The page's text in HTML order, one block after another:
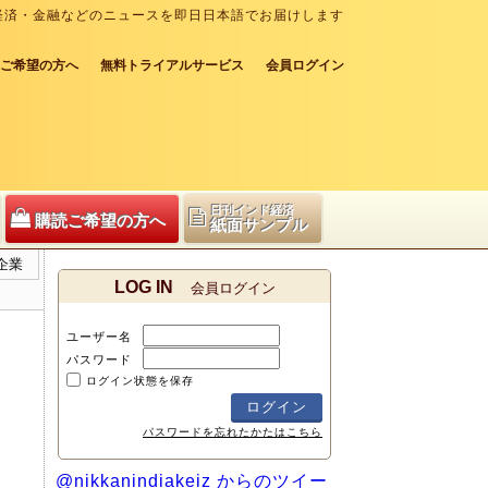
・金融などのニュースを即日日本語でお届けします
希望の方へ 無料トライアルサービス 会員ログイン
購読ご希望の方へ
日刊インド経済
紙面サンプル
業
LOG IN 会員ログイン
ユーザー名
パスワード
ログイン状態を保存
パスワードを忘れたかたはこちら
@nikkanindiakeiz からのツイー